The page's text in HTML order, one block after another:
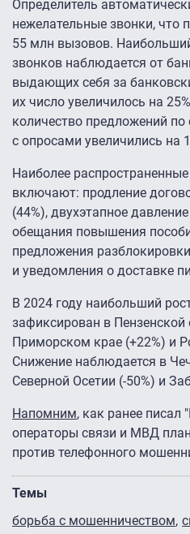
Определитель
нежелательные звонки, что
55 млн вызовов.
звонков наблюдается от
выдающих себя за
их число увеличилось на
количество предложений
с опросами увеличились на
Наиболее
включают: продление
(44%), двухэтапное
обещания повышения
предложения
и уведомления о доставке
В 2024 году наибольший
зафиксирован в Пензенской
Приморском крае (+22%) и
Снижение наблюдается в
Северной Осетии (-50%) и
Напомним, как ранее писал
операторы связи и МВД
против телефонного
Темы
борьба с мошенничеством